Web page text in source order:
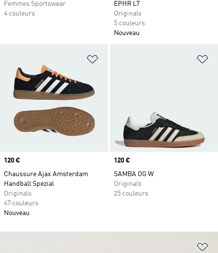
Femmes Sportswear
4 couleurs
EPHR LT
Originals
5 couleurs
Nouveau
Ajouter à la Liste de produits
Prix
120 €
Chaussure Ajax Amsterdam
Handball Spezial
Originals
47 couleurs
Nouveau
Prix
120 €
SAMBA OG W
Originals
25 couleurs